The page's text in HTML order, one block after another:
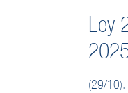
Ley
(29/10).